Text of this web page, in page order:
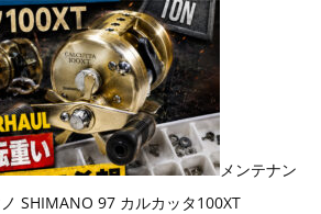
メンテナン
SHIMANO 97 カルカッタ100XT